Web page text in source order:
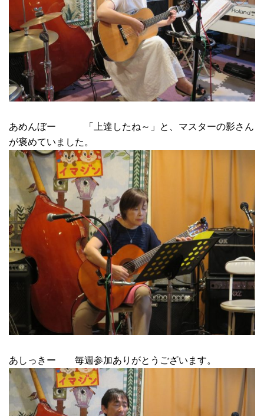
あめんぼー 「上達したね～」と、マスターの影さん
が褒めていました。
あしっきー 毎週参加ありがとうございます。